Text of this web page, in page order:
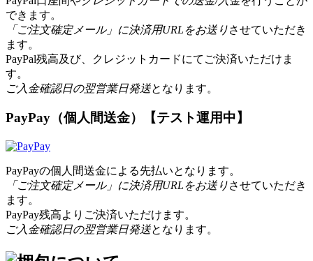
できます。
「ご注文確定メール」に決済用URLをお送りさせていただき
ます。
PayPal残高及び、クレジットカードにてご決済いただけま
す。
ご入金確認日の翌営業日発送となります。
PayPay（個人間送金）【テスト運用中】
PayPayの個人間送金による先払いとなります。
「ご注文確定メール」に決済用URLをお送りさせていただき
ます。
PayPay残高よりご決済いただけます。
ご入金確認日の翌営業日発送となります。